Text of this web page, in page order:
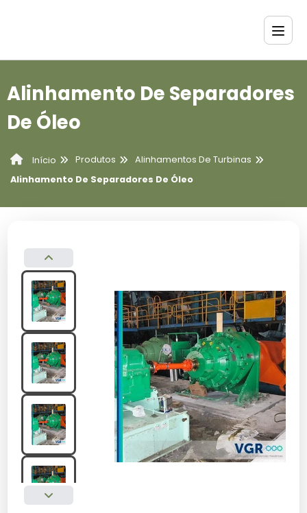
Alinhamento De Separadores
De Óleo
Início Produtos
Alinhamentos De Turbinas
Alinhamento De Separadores De Óleo